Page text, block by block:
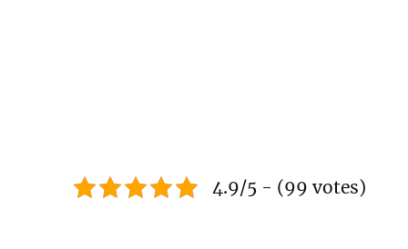
4.9/5 - (99 votes)